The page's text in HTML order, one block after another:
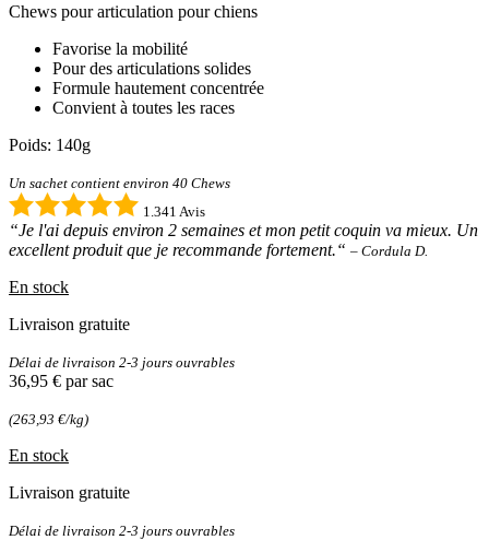
Chews pour articulation pour chiens
Favorise la mobilité
Pour des articulations solides
Formule hautement concentrée
Convient à toutes les races
Poids: 140g
Un sachet contient environ 40 Chews
1.341 Avis
“Je l'ai depuis environ 2 semaines et mon petit coquin va mieux. Un
excellent produit que je recommande fortement.“ – Cordula D.
En stock
Livraison gratuite
Délai de livraison 2-3 jours ouvrables
36,95 € par sac
(263,93 €/kg)
En stock
Livraison gratuite
Délai de livraison 2-3 jours ouvrables